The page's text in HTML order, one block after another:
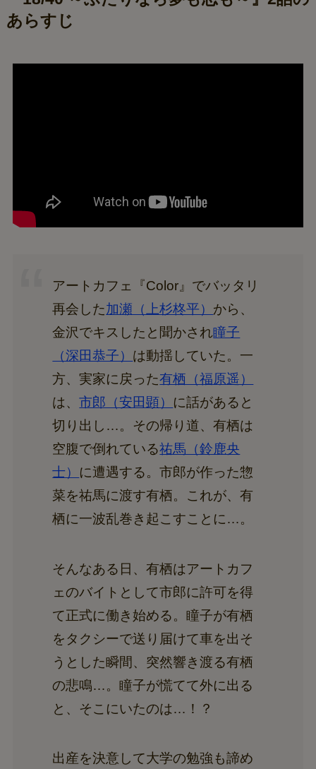
あらすじ
アートカフェ『Color』でバッタリ
再会した加瀬（上杉柊平） から、
金沢でキスしたと聞かされ瞳子
（深田恭子） は動揺していた。一
方、実家に戻った有栖（福原遥）
は、市郎（安田顕） に話があると
切り出し…。その帰り道、有栖は
空腹で倒れている祐馬（鈴鹿央
士） に遭遇する。市郎が作った惣
菜を祐馬に渡す有栖。これが、有
栖に一波乱巻き起こすことに…。
そんなある日、有栖はアートカフ
ェのバイトとして市郎に許可を得
て正式に働き始める。瞳子が有栖
をタクシーで送り届けて車を出そ
うとした瞬間、突然響き渡る有栖
の悲鳴…。瞳子が慌てて外に出る
と、そこにいたのは…！？
出産を決意して大学の勉強も諦め